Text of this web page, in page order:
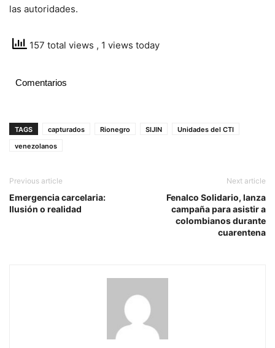
las autoridades.
157 total views , 1 views today
Comentarios
TAGS capturados Rionegro SIJIN
Unidades del CTI
venezolanos
Previous article
Emergencia carcelaria:
Ilusión o realidad
Next article
Fenalco Solidario, lanza
campaña para asistir a
colombianos durante
cuarentena